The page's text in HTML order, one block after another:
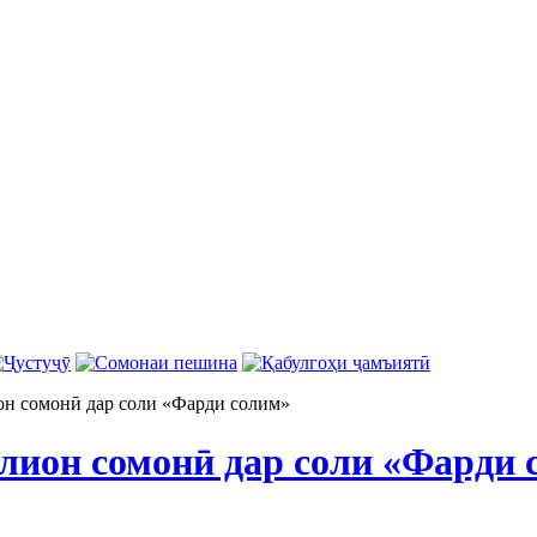
сомонӣ дар соли «Фарди солим»
сомонӣ дар соли «Фарди